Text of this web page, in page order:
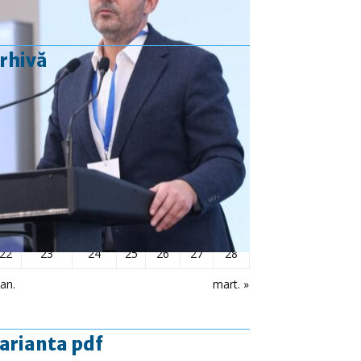
februarie 2021
Ma Mi D
mart. »
2 3 6
7
11 12 13
14
19
21
23 24 25 26 27 28
pdf